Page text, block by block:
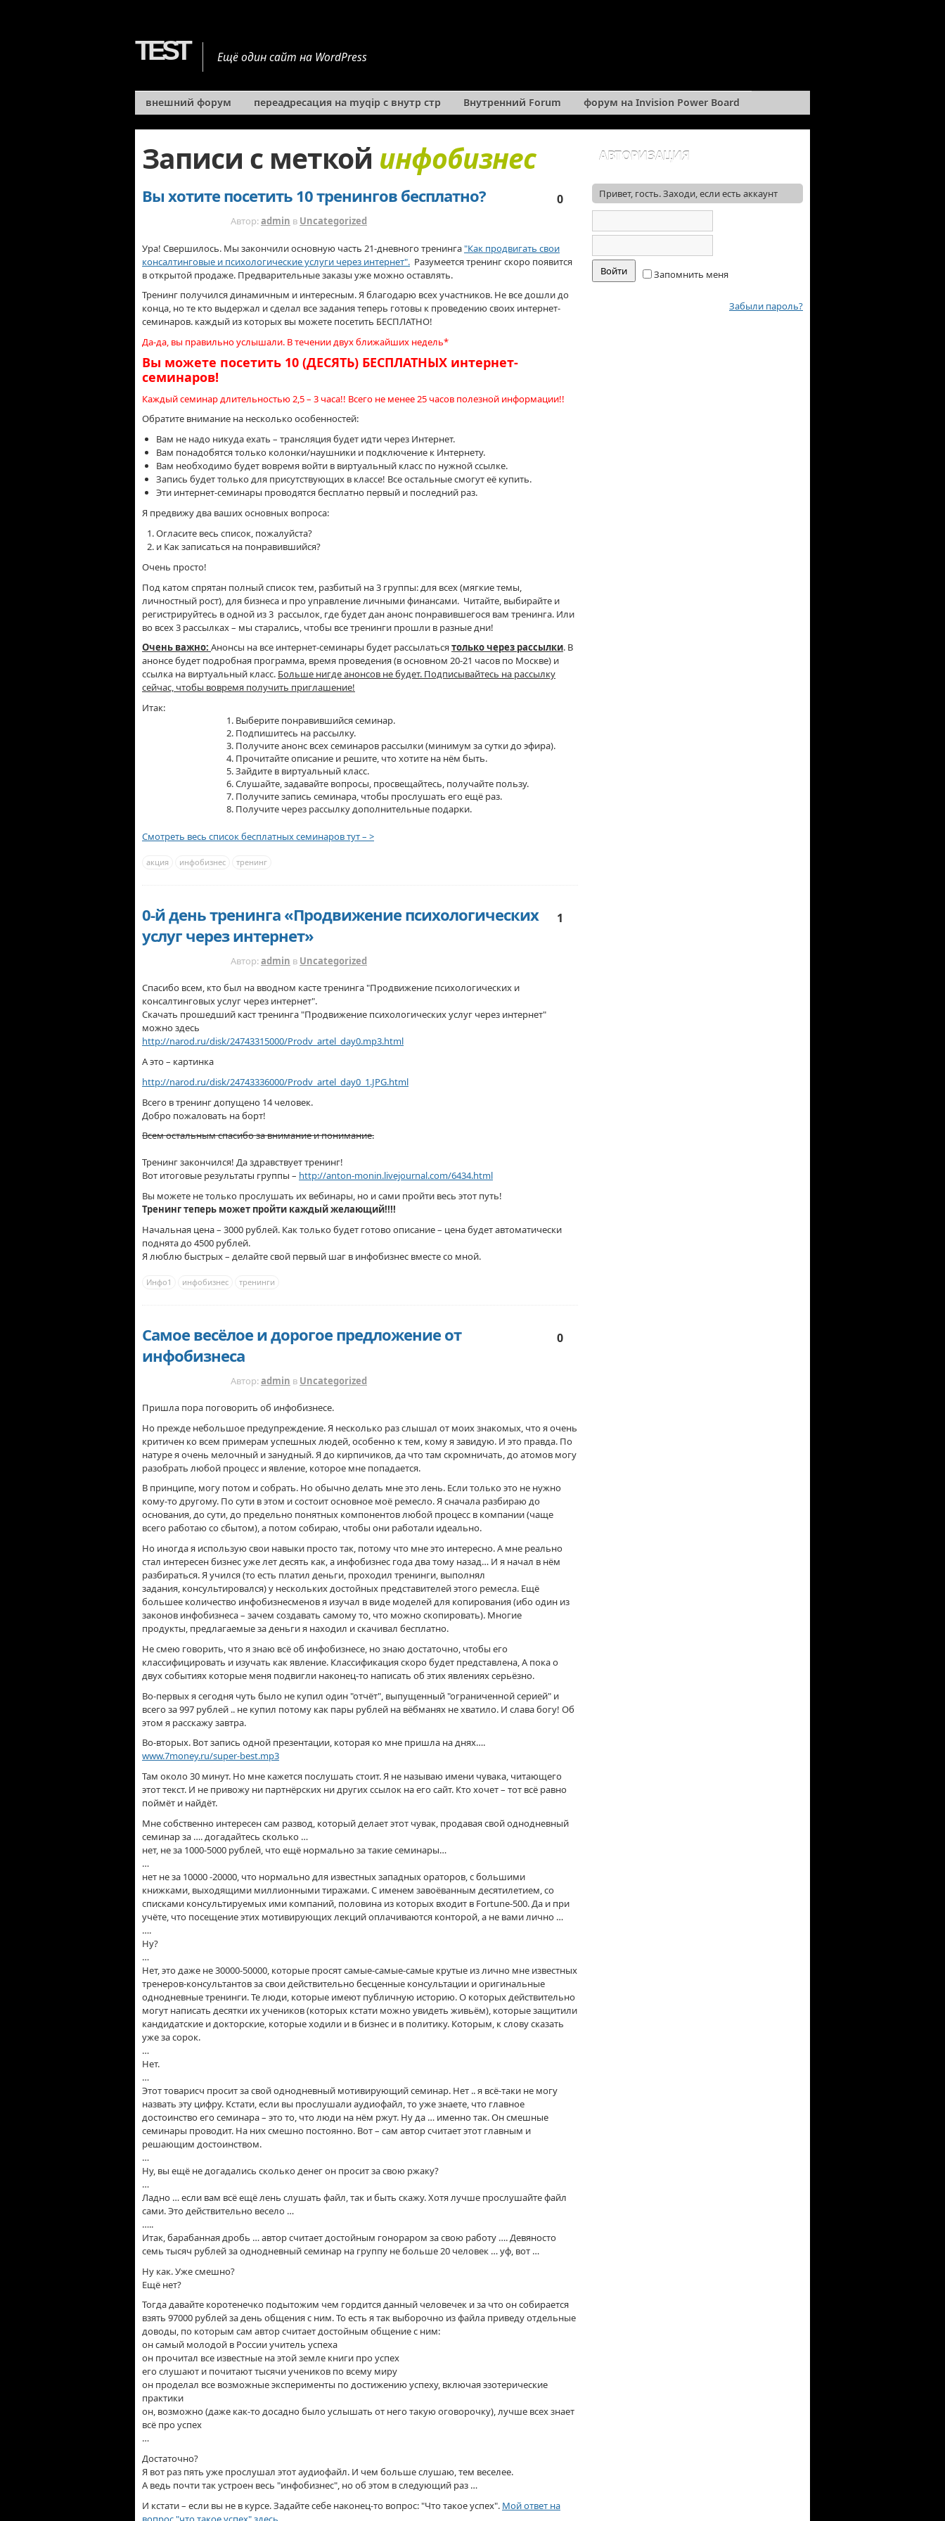
TEST Ещё один сайт на WordPress
внешний форум переадресация на myqip с внутр стр Внутренний Forum форум на Invision Power Board
Записи с меткой инфобизнес
Вы хотите посетить 10 тренингов бесплатно? 0
Автор:admin в Uncategorized
Ура! Свершилось. Мы закончили основную часть 21-дневного тренинга"Как продвигать свои
консалтинговые и психологические услуги через интернет". Разумеется тренинг скоро появится
в открытой продаже. Предварительные заказы уже можно оставлять.
Тренинг получился динамичным и интересным. Я благодарю всех участников. Не все дошли до
конца, но те кто выдержал и сделал все задания теперь готовы к проведению своих интернет-
семинаров. каждый из которых вы можете посетить БЕСПЛАТНО!
Да-да, вы правильно услышали. В течении двух ближайших недель*
Вы можете посетить 10 (ДЕСЯТЬ) БЕСПЛАТНЫХ интернет-
семинаров!
Каждый семинар длительностью 2,5 – 3 часа!! Всего не менее 25 часов полезной информации!!
Обратите внимание на несколько особенностей:
Вам не надо никуда ехать – трансляция будет идти через Интернет.
Вам понадобятся только колонки/наушники и подключение к Интернету.
Вам необходимо будет вовремя войти в виртуальный класс по нужной ссылке.
Запись будет только для присутствующих в классе! Все остальные смогут её купить.
Эти интернет-семинары проводятся бесплатно первый и последний раз.
Я предвижу два ваших основных вопроса:
Огласите весь список, пожалуйста?
и Как записаться на понравившийся?
Очень просто!
Под катом спрятан полный список тем, разбитый на 3 группы: для всех (мягкие темы,
личностный рост), для бизнеса и про управление личными финансами. Читайте, выбирайте и
регистрируйтесь в одной из 3 рассылок, где будет дан анонс понравившегося вам тренинга. Или
во всех 3 рассылках – мы старались, чтобы все тренинги прошли в разные дни!
Очень важно: Анонсы на все интернет-семинары будет рассылатьсятолько через рассылки. В
анонсе будет подробная программа, время проведения (в основном 20-21 часов по Москве) и
ссылка на виртуальный класс. Больше нигде анонсов не будет. Подписывайтесь на рассылку
сейчас, чтобы вовремя получить приглашение!
Итак:
1. Выберите понравившийся семинар.
2. Подпишитесь на рассылку.
3. Получите анонс всех семинаров рассылки (минимум за сутки до эфира).
4. Прочитайте описание и решите, что хотите на нём быть.
5. Зайдите в виртуальный класс.
6. Слушайте, задавайте вопросы, просвещайтесь, получайте пользу.
7. Получите запись семинара, чтобы прослушать его ещё раз.
8. Получите через рассылку дополнительные подарки.
Смотреть весь список бесплатных семинаров тут – >
акция инфобизнес тренинг
0-й день тренинга «Продвижение психологических
услуг через интернет»
1
Автор:admin в Uncategorized
Спасибо всем, кто был на вводном касте тренинга "Продвижение психологических и
консалтинговых услуг через интернет".
Скачать прошедший каст тренинга "Продвижение психологических услуг через интернет"
можно здесь
http://narod.ru/disk/24743315000/Prodv_artel_day0.mp3.html
А это – картинка
http://narod.ru/disk/24743336000/Prodv_artel_day0_1.JPG.html
Всего в тренинг допущено 14 человек.
Добро пожаловать на борт!
Всем остальным спасибо за внимание и понимание.
Тренинг закончился! Да здравствует тренинг!
Вот итоговые результаты группы – http://anton-monin.livejournal.com/6434.html
Вы можете не только прослушать их вебинары, но и сами пройти весь этот путь!
Тренинг теперь может пройти каждый желающий!!!!
Начальная цена – 3000 рублей. Как только будет готово описание – цена будет автоматически
поднята до 4500 рублей.
Я люблю быстрых – делайте свой первый шаг в инфобизнес вместе со мной.
Инфо1 инфобизнес тренинги
Самое весёлое и дорогое предложение от
инфобизнеса
0
Автор:admin в Uncategorized
Пришла пора поговорить об инфобизнесе.
Но прежде небольшое предупреждение. Я несколько раз слышал от моих знакомых, что я очень
критичен ко всем примерам успешных людей, особенно к тем, кому я завидую. И это правда. По
натуре я очень мелочный и занудный. Я до кирпичиков, да что там скромничать, до атомов могу
разобрать любой процесс и явление, которое мне попадается.
В принципе, могу потом и собрать. Но обычно делать мне это лень. Если только это не нужно
кому-то другому. По сути в этом и состоит основное моё ремесло. Я сначала разбираю до
основания, до сути, до предельно понятных компонентов любой процесс в компании (чаще
всего работаю со сбытом), а потом собираю, чтобы они работали идеально.
Но иногда я использую свои навыки просто так, потому что мне это интересно. А мне реально
стал интересен бизнес уже лет десять как, а инфобизнес года два тому назад… И я начал в нём
разбираться. Я учился (то есть платил деньги, проходил тренинги, выполнял
задания, консультировался) у нескольких достойных представителей этого ремесла. Ещё
большее количество инфобизнесменов я изучал в виде моделей для копирования (ибо один из
законов инфобизнеса – зачем создавать самому то, что можно скопировать). Многие
продукты, предлагаемые за деньги я находил и скачивал бесплатно.
Не смею говорить, что я знаю всё об инфобизнесе, но знаю достаточно, чтобы его
классифицировать и изучать как явление. Классификация скоро будет представлена, А пока о
двух событиях которые меня подвигли наконец-то написать об этих явлениях серьёзно.
Во-первых я сегодня чуть было не купил один "отчёт", выпущенный "ограниченной серией" и
всего за 997 рублей .. не купил потому как пары рублей на вёбманях не хватило. И слава богу! Об
этом я расскажу завтра.
Во-вторых. Вот запись одной презентации, которая ко мне пришла на днях….
www.7money.ru/super-best.mp3
Там около 30 минут. Но мне кажется послушать стоит. Я не называю имени чувака, читающего
этот текст. И не привожу ни партнёрских ни других ссылок на его сайт. Кто хочет – тот всё равно
поймёт и найдёт.
Мне собственно интересен сам развод, который делает этот чувак, продавая свой однодневный
семинар за …. догадайтесь сколько …
нет, не за 1000-5000 рублей, что ещё нормально за такие семинары…
…
нет не за 10000 -20000, что нормально для известных западных ораторов, с большими
книжками, выходящими миллионными тиражами. С именем завоёванным десятилетием, со
списками консультируемых ими компаний, половина из которых входит в Fortune-500. Да и при
учёте, что посещение этих мотивирующих лекций оплачиваются конторой, а не вами лично …
….
Ну?
…
Нет, это даже не 30000-50000, которые просят самые-самые-самые крутые из лично мне известных
тренеров-консультантов за свои действительно бесценные консультации и оригинальные
однодневные тренинги. Те люди, которые имеют публичную историю. О которых действительно
могут написать десятки их учеников (которых кстати можно увидеть живьём), которые защитили
кандидатские и докторские, которые ходили и в бизнес и в политику. Которым, к слову сказать
уже за сорок.
…
Нет.
…
Этот товарисч просит за свой однодневный мотивирующий семинар. Нет .. я всё-таки не могу
назвать эту цифру. Кстати, если вы прослушали аудиофайл, то уже знаете, что главное
достоинство его семинара – это то, что люди на нём ржут. Ну да … именно так. Он смешные
семинары проводит. На них смешно постоянно. Вот – сам автор считает этот главным и
решающим достоинством.
…
Ну, вы ещё не догадались сколько денег он просит за свою ржаку?
…
Ладно … если вам всё ещё лень слушать файл, так и быть скажу. Хотя лучше прослушайте файл
сами. Это действительно весело …
…..
Итак, барабанная дробь … автор считает достойным гонораром за свою работу …. Девяносто
семь тысяч рублей за однодневный семинар на группу не больше 20 человек … уф, вот …
Ну как. Уже смешно?
Ещё нет?
Тогда давайте коротенечко подытожим чем гордится данный человечек и за что он собирается
взять 97000 рублей за день общения с ним. То есть я так выборочно из файла приведу отдельные
доводы, по которым сам автор считает достойным общение с ним:
он самый молодой в России учитель успеха
он прочитал все известные на этой земле книги про успех
его слушают и почитают тысячи учеников по всему миру
он проделал все возможные эксперименты по достижению успеху, включая эзотерические
практики
он, возможно (даже как-то досадно было услышать от него такую оговорочку), лучше всех знает
всё про успех
…
Достаточно?
Я вот раз пять уже прослушал этот аудиофайл. И чем больше слушаю, тем веселее.
А ведь почти так устроен весь "инфобизнес", но об этом в следующий раз …
И кстати – если вы не в курсе. Задайте себе наконец-то вопрос: "Что такое успех". Мой ответ на
АВТОРИЗАЦИЯ
Привет, гость. Заходи, если есть аккаунт
Запомнить меня
Забыли пароль?